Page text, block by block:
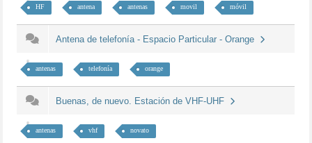
HF antena antenas movil móvil
Antena de telefonía - Espacio Particular - Orange
antenas telefonía orange
Buenas, de nuevo. Estación de VHF-UHF
antenas vhf novato